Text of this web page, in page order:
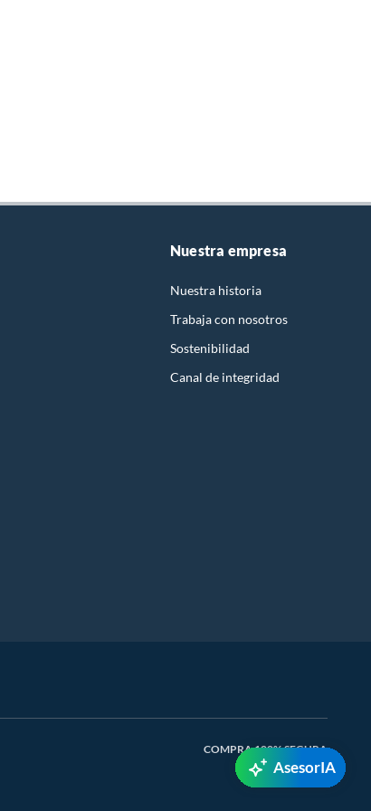
Nuestra empresa
Nuestra historia
Trabaja con nosotros
Sostenibilidad
Canal de integridad
COMPRA 100% SEGURA
AsesorIA